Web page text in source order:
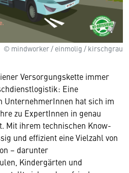
© mindworker / einmolig / kirschgrau
Versorgungskette immer
Eine
UnternehmerInnen hat sich im
zu ExpertInnen in genau
Mit ihrem technischen Know-
und effizient eine Vielzahl von
– darunter
Kindergärten und